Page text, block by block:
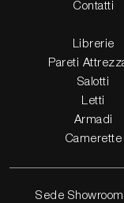
Contatti
Librerie
Pareti
Salotti
Letti
Armadi
Camerette
Sede